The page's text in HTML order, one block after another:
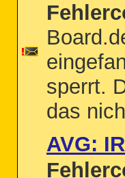
sperrt.
das
AVG: